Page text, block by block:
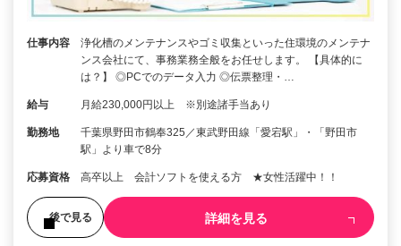
仕事内容
浄化槽のメンテナンスやゴミ収集といった住環境のメンテナ
ンス会社にて、事務業務全般をお任せします。 【具体的に
は？】 ◎PCでのデータ入力 ◎伝票整理・…
給与 月給230,000円以上 ※別途諸手当あり
勤務地
千葉県野田市鶴奉325／東武野田線「愛宕駅」・「野田市
駅」より車で8分
応募資格 高卒以上 会計ソフトを使える方 ★女性活躍中！！
後で見る 詳細を見る